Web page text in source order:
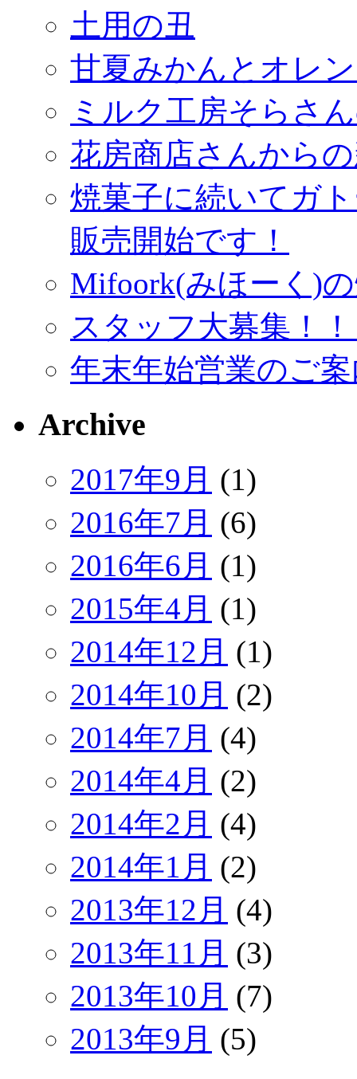
土用の丑
甘夏みかんとオレ
ミルク工房そらさ
花房商店さんから
焼菓子に続いてガ
販売開始です！
Mifoork(みほーく)
スタッフ大募集！
年末年始営業のご
Archive
2017年9月 (1)
2016年7月 (6)
2016年6月 (1)
2015年4月 (1)
2014年12月 (1)
2014年10月 (2)
2014年7月 (4)
2014年4月 (2)
2014年2月 (4)
2014年1月 (2)
2013年12月 (4)
2013年11月 (3)
2013年10月 (7)
2013年9月 (5)